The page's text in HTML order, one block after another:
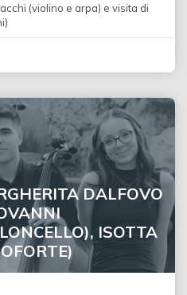
(violino e arpa) e visita di
DALFOVO
ISOTTA